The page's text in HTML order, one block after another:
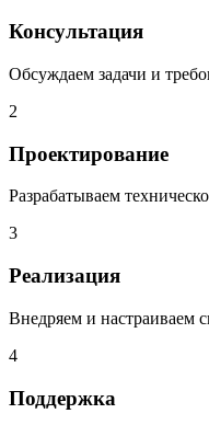
Консультация
Обсуждаем задачи и
2
Проектирование
Разрабатываем
3
Реализация
Внедряем и настраиваем
4
Поддержка